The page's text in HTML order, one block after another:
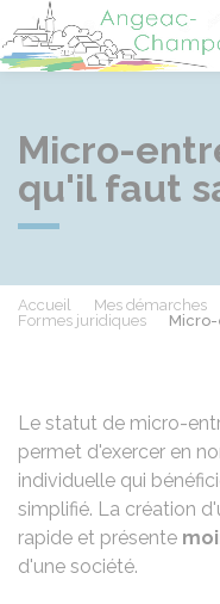
Micro-
qu'il faut
Accueil Mes démarches
Formes juridiques
Le statut de micro-
permet d'exercer en
individuelle qui
simplifié. La création
rapide et présente
d'une société.